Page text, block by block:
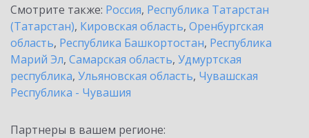
Смотрите также: Россия, Республика Татарстан
(Татарстан), Кировская область, Оренбургская
область, Республика Башкортостан, Республика
Марий Эл, Самарская область, Удмуртская
республика, Ульяновская область, Чувашская
Республика - Чувашия
Партнеры в вашем регионе: